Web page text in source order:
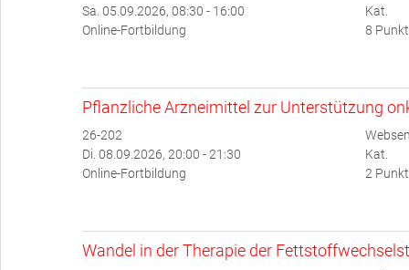
Sa. 05.09.2026, 08:30 - 16:00
Online-Fortbildung
Kat.
8
Pflanzliche Arzneimittel zur Unterstützung
26-202
Di. 08.09.2026, 20:00 - 21:30
Online-Fortbildung
Kat.
2
Wandel in der Therapie der